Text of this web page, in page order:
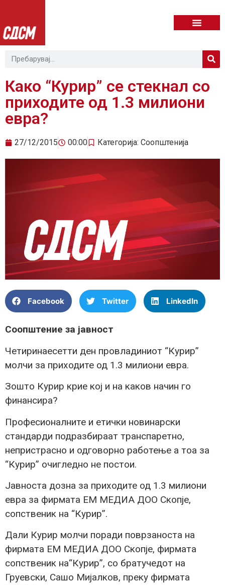
Како “Курир” се стекнал со
приходите од 1.3 милиони
евра?
27/12/2015 00:00 Категорија: Соопштенија
Facebook Twitter LinkedIn
Соопштение за јавност
Четиринаесетти ден провладиниот “Курир”
молчи за приходите од 1.3 милиони евра.
Зошто Курир крие кој и на каков начин го
финансира?
Професионалните и етички новинарски
стандарди подразбираат транспаретно,
непристрасно и одговорно работење а тоа за
“Курир” очигледно не постои.
Јавноста дозна за приходите од 1.3 милиони
евра за фирмата ЕМ МЕДИА ДОО Скопје,
сопственик на “Курир”.
Дали Курир молчи поради поврзаноста на
фирмата ЕМ МЕДИА ДОО Скопје, фирмата
сопственик на“Курир”, со братучедот на
Груевски, Сашо Мијалков, преку фирмата